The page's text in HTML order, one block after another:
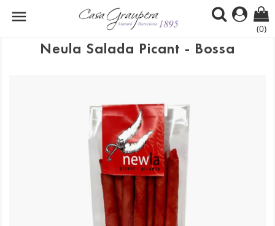

(0)
Neula Salada Picant - Bossa